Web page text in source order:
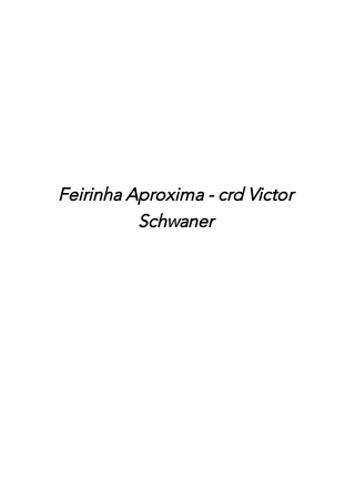
Feirinha Aproxima - crd Victor
Schwaner